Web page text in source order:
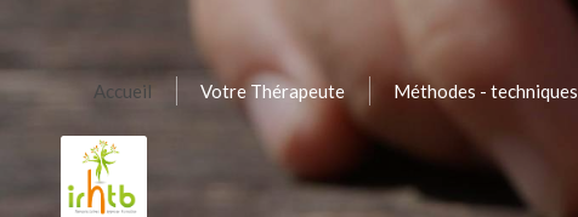
Accueil Votre Thérapeute Méthodes - techniques